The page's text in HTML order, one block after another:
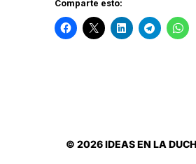
Comparte esto:
© 2026 IDEAS EN LA